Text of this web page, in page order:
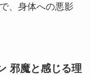
、身体への悪影
邪魔と感じる理